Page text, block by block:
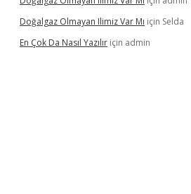
Doğalgaz Olmayan Ilimiz Var Mı için Selda
En Çok Da Nasıl Yazılır için admin